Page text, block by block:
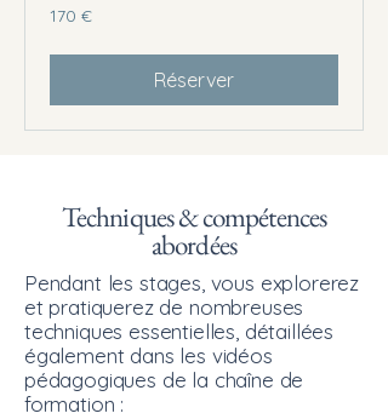
170
euros
170 €
Réserver
Techniques & compétences
abordées
Pendant les stages, vous explorerez
et pratiquerez de nombreuses
techniques essentielles, détaillées
également dans les vidéos
pédagogiques de la chaîne de
formation :